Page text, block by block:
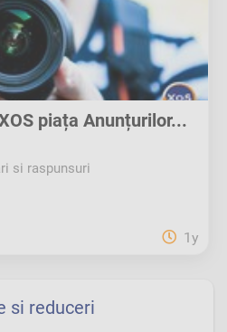
piața Anunțurilor...
si raspunsuri
1y
si reduceri